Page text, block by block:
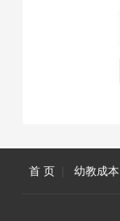
首 页 幼教成本